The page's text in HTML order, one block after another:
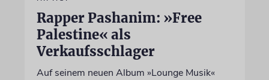
Rapper Pashanim: »Free
Palestine« als
Verkaufsschlager
Auf seinem neuen Album »Lounge Musik«